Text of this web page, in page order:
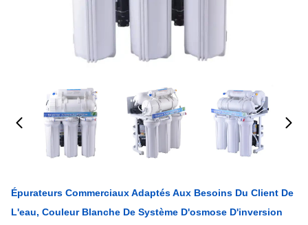
Épurateurs Commerciaux Adaptés Aux Besoins Du Client De
L'eau, Couleur Blanche De Système D'osmose D'inversion